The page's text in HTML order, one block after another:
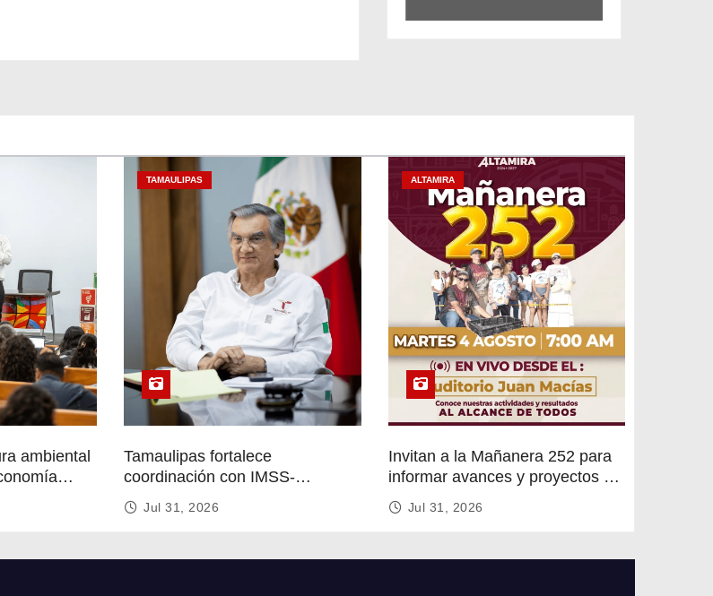
ambiental
TAMAULIPAS
Tamaulipas fortalece
coordinación con IMSS-
Bienestar para mejorar servicios
de salud
Jul 31, 2026
ALTAMIRA
Invitan a la Mañanera 252 para
informar avances y proyectos de
Altamira
Jul 31, 2026